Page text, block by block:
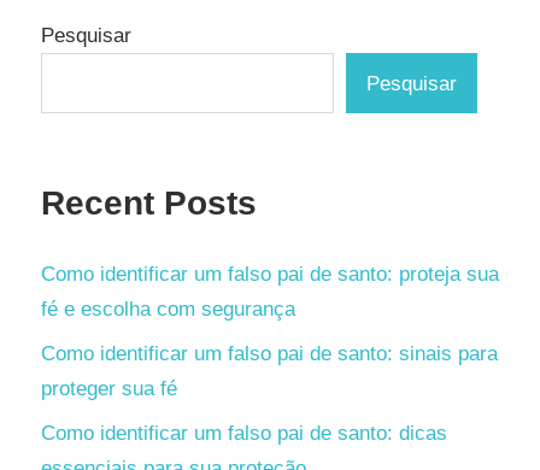
Pesquisar
Pesquisar
Recent Posts
Como identificar um falso pai de santo: proteja sua
fé e escolha com segurança
Como identificar um falso pai de santo: sinais para
proteger sua fé
Como identificar um falso pai de santo: dicas